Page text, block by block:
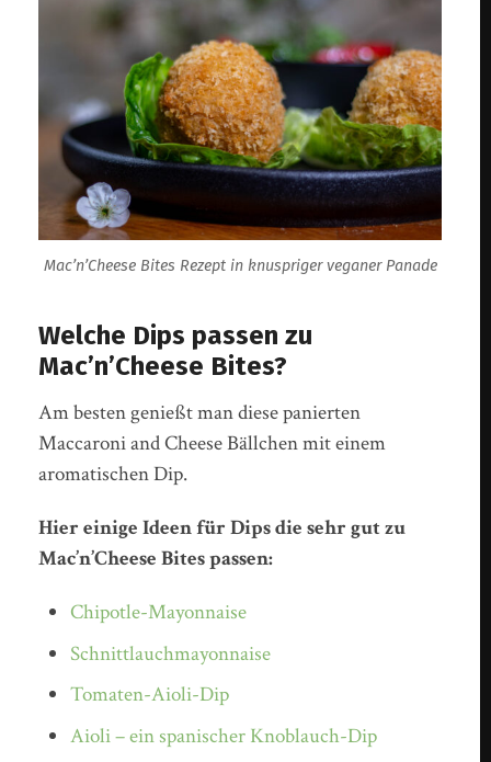
Mac’n’Cheese Bites Rezept in knuspriger veganer Panade
Welche Dips passen zu
Mac’n’Cheese Bites?
Am besten genießt man diese panierten
Maccaroni and Cheese Bällchen mit einem
aromatischen Dip.
Hier einige Ideen für Dips die sehr gut zu
Mac’n’Cheese Bites passen:
Chipotle-Mayonnaise
Schnittlauchmayonnaise
Tomaten-Aioli-Dip
Aioli – ein spanischer Knoblauch-Dip